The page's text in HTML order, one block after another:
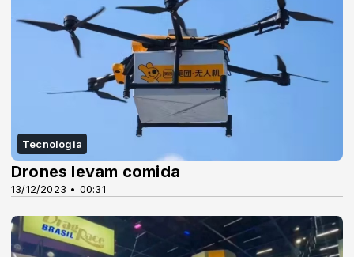
Tecnologia
13/12/2023 • 00:31
Drones levam comida